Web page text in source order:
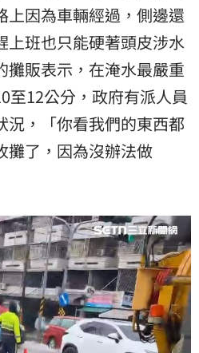
上因為車輛經過，側邊還
上班也只能硬著頭皮涉水
攤販表示，在淹水最嚴重
至12公分，政府有派人員
況，「你看我們的東西都
攤了，因為沒辦法做